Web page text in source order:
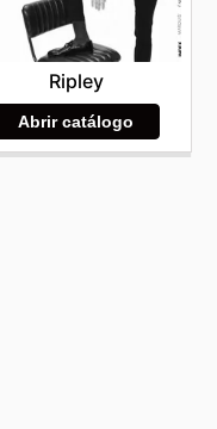
Ripley
Abrir catálogo